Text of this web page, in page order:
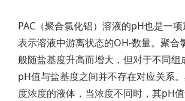
PAC（聚合氯化铝）溶液的pH也是一
表示溶液中游离状态的OH-数量。聚合
般随盐基度升高而增大，但对于不同组
pH值与盐基度之间并不存在对应关系
度浓度的液体，当浓度不同时，其pH值